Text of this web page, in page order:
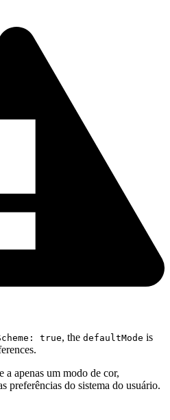
true, the defaultMode is
a apenas um modo de cor,
preferências do sistema do usuário.